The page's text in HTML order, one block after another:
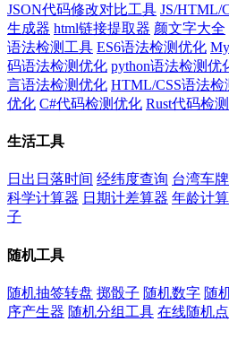
JSON代码修改对比工具 JS/HTML/
生成器 html链接提取器 颜文字大全
语法检测工具 ES6语法检测优化
码语法检测优化 python语法检测优
言语法检测优化 HTML/CSS语法检
优化 C#代码检测优化 Rust代码检
生活工具
日出日落时间 经纬度查询 台湾车
科学计算器 日期计差算器 年龄计
子
随机工具
随机抽签转盘 掷骰子 随机数字 随
序产生器 随机分组工具 在线随机